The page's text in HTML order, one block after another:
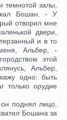
залы,
Бошан. - У
отворил мне
двери,
и в то
Альбер, -
этой
Альбер,
одно: быть
только орудие
поднял лицо,
Бошана за